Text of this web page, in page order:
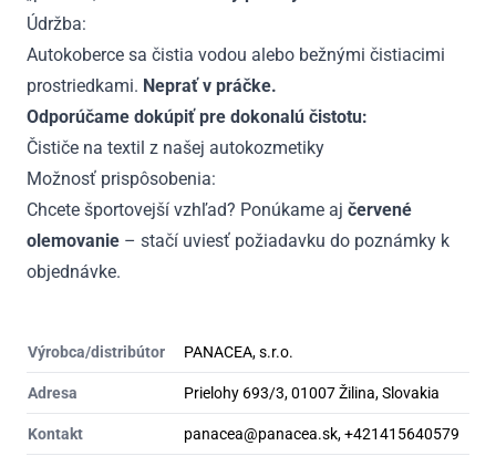
Údržba:
Autokoberce sa čistia vodou alebo bežnými čistiacimi
prostriedkami. Neprať v práčke.
Odporúčame dokúpiť pre dokonalú čistotu:
Čističe na textil z našej autokozmetiky
Možnosť prispôsobenia:
Chcete športovejší vzhľad? Ponúkame aj červené
olemovanie – stačí uviesť požiadavku do poznámky k
objednávke.
Výrobca/distribútor PANACEA, s.r.o.
Adresa Prielohy 693/3, 01007 Žilina, Slovakia
Kontakt panacea@panacea.sk, +421415640579